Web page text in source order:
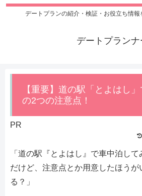
デートプランの紹介・検証・お役立ち情
デートプランナ
【重要】道の駅「とよはし
の2つの注意点！
PR
「道の駅『とよはし』で車中泊し
だけど、注意点とか用意したほうが
る？」